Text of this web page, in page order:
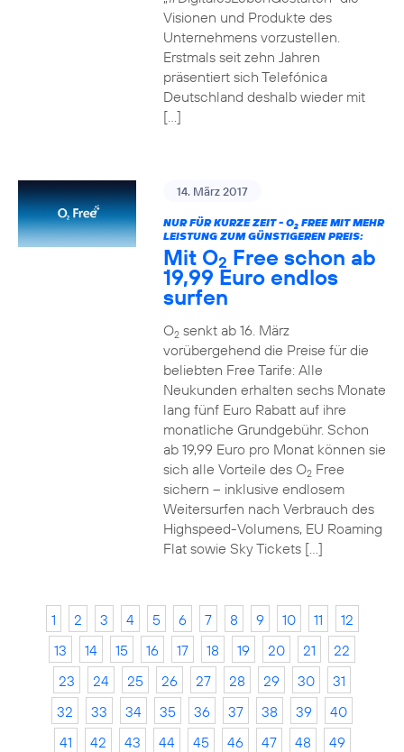
Visionen und Produkte des
Unternehmens vorzustellen.
Erstmals seit zehn Jahren
präsentiert sich Telefónica
Deutschland deshalb wieder mit
[…]
14. März 2017
NUR FÜR KURZE ZEIT - O2FREE MIT MEHR
LEISTUNG ZUM GÜNSTIGEREN PREIS:
Mit O2 Free schon ab
19,99 Euro endlos
surfen
O2senkt ab 16. März
vorübergehend die Preise für die
beliebten Free Tarife: Alle
Neukunden erhalten sechs Monate
lang fünf Euro Rabatt auf ihre
monatliche Grundgebühr. Schon
ab 19,99 Euro pro Monat können sie
sich alle Vorteile des O2Free
sichern – inklusive endlosem
Weitersurfen nach Verbrauch des
Highspeed-Volumens, EU Roaming
Flat sowie Sky Tickets […]
1 2 3 4 5 6 7 8 9 10 11
12
13
14 15 16 17 18 19 20 21
22
23
24 25 26 27 28 29 30
31
32
33 34 35 36 37 38 39
40
41
42 43 44 45 46 47 48
49